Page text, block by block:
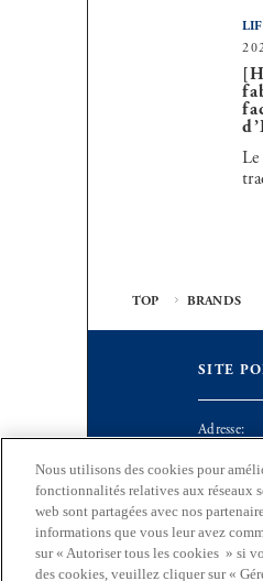
JP
FR
CN
Le
TOP BRANDS
SITE
Adresse
Le
en charge
(C) 2026
Nous utilisons des cookies pour
fonctionnalités relatives aux réseaux
web sont partagées avec nos
informations que vous leur avez
sur « Autoriser tous les cookies » si
des cookies, veuillez cliquer sur «